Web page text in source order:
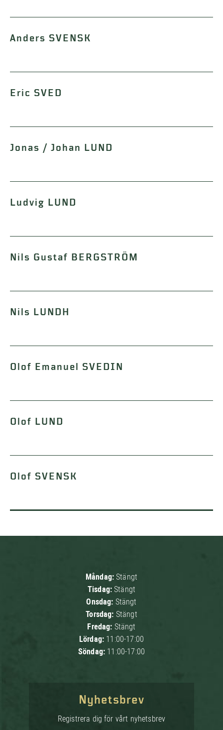
Anders SVENSK
Eric SVED
Jonas / Johan LUND
Ludvig LUND
Nils Gustaf BERGSTRÖM
Nils LUNDH
Olof Emanuel SVEDIN
Olof LUND
Olof SVENSK
Måndag:Stängt
Tisdag:Stängt
Onsdag: Stängt
Torsdag: Stängt
Fredag: Stängt
Lördag: 11:00-17:00
Söndag: 11:00-17:00
Nyhetsbrev
Registrera dig för vårt nyhetsbrev